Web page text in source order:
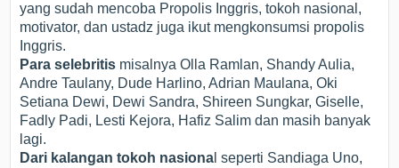
yang sudah mencoba Propolis Inggris, tokoh nasional,
motivator, dan ustadz juga ikut mengkonsumsi propolis
Inggris.
Para selebritis misalnya Olla Ramlan, Shandy Aulia,
Andre Taulany, Dude Harlino, Adrian Maulana, Oki
Setiana Dewi, Dewi Sandra, Shireen Sungkar, Giselle,
Fadly Padi, Lesti Kejora, Hafiz Salim dan masih banyak
lagi.
Dari kalangan tokoh nasiona l seperti Sandiaga Uno,